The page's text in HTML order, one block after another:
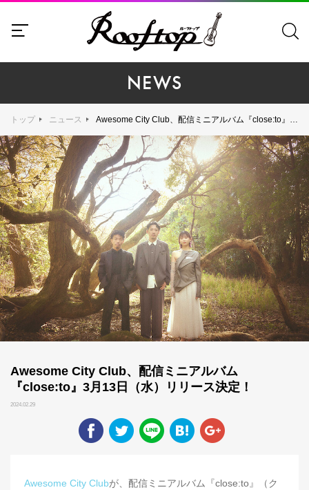
NEWS
トップ ニュース Awesome City Club、配信ミニアルバム『close:to』3月13日（水）リリース決定！
Awesome City Club、配信ミニアルバム
『close:to』3月13日（水）リリース決定！
2024.02.29
Awesome City Clubが、配信ミニアルバム『close:to』（ク